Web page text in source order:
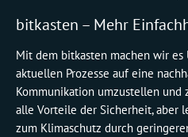
bitkasten – Mehr
Mit dem bitkasten machen wir
aktuellen Prozesse auf eine
Kommunikation umzustellen und
alle Vorteile der Sicherheit, aber
zum Klimaschutz durch